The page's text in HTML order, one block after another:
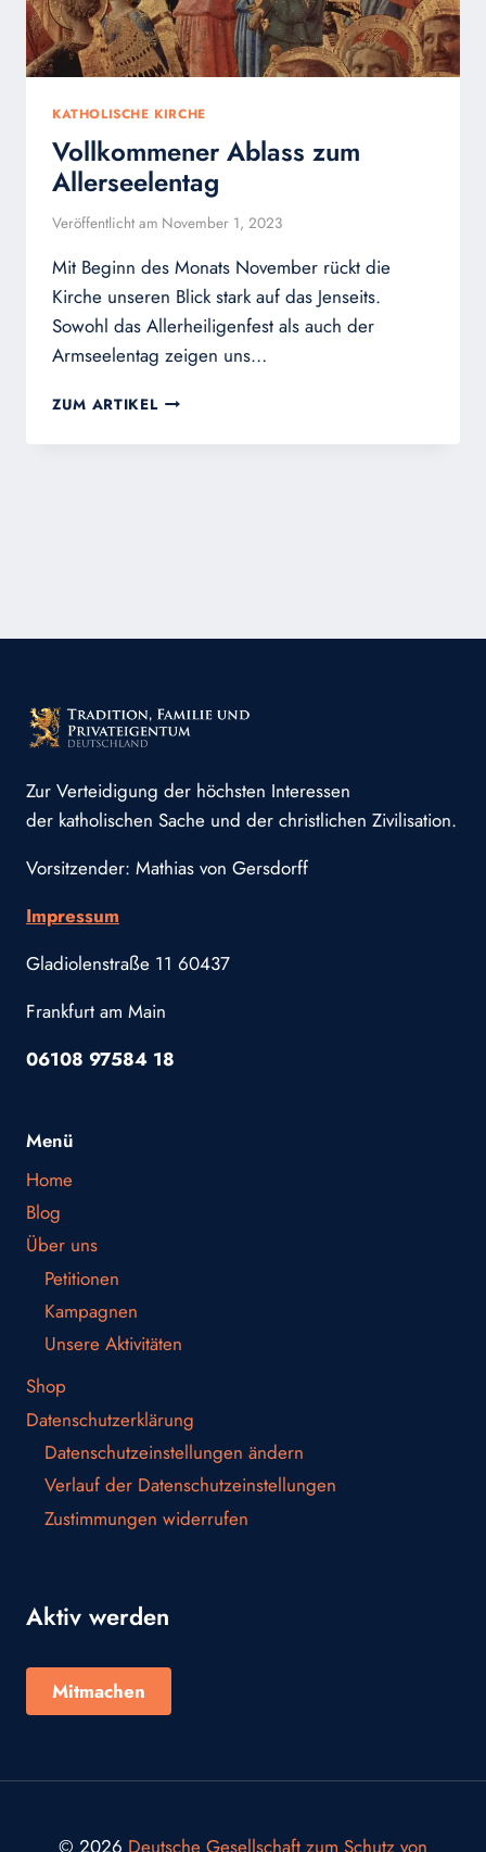
KATHOLISCHE KIRCHE
Vollkommener Ablass zum
Allerseelentag
Veröffentlicht am November 1, 2023
Mit Beginn des Monats November rückt die
Kirche unseren Blick stark auf das Jenseits.
Sowohl das Allerheiligenfest als auch der
Armseelentag zeigen uns…
ZUM ARTIKEL VOLLKOMMENER
ZUM
Zur Verteidigung der höchsten Interessen
der katholischen Sache und der christlichen Zivilisation.
Vorsitzender: Mathias von Gersdorff
Impressum
Gladiolenstraße 11 60437
Frankfurt am Main
06108 97584 18
Menü
Home
Blog
Über uns
Petitionen
Kampagnen
Unsere Aktivitäten
Shop
Datenschutzerklärung
Datenschutzeinstellungen ändern
Verlauf der Datenschutzeinstellungen
Zustimmungen widerrufen
Aktiv werden
Mitmachen
© 2026 Deutsche Gesellschaft zum Schutz von